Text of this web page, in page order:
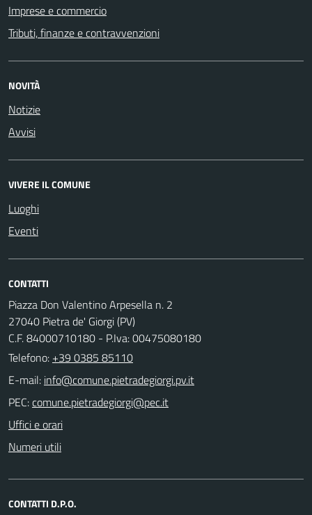
Imprese e commercio
Tributi, finanze e contravvenzioni
NOVITÀ
Notizie
Avvisi
VIVERE IL COMUNE
Luoghi
Eventi
CONTATTI
Piazza Don Valentino Arpesella n. 2
27040 Pietra de' Giorgi (PV)
C.F. 84000710180 - P.Iva: 00475080180
Telefono: +39 0385 85110
E-mail:
PEC:
Uffici e orari
Numeri utili
CONTATTI D.P.O.